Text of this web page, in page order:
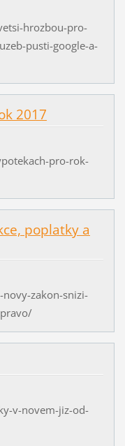
hrozbou-pro-
pusti-google-a-
2017
pro-rok-
poplatky a
zakon-snizi-
v-novem-jiz-od-